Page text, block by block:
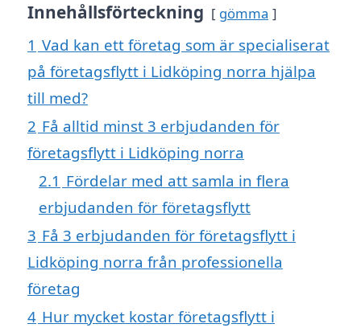
Innehållsförteckning gömma
1 Vad kan ett företag som är specialiserat
på företagsflytt i Lidköping norra hjälpa
till med?
2 Få alltid minst 3 erbjudanden för
företagsflytt i Lidköping norra
2.1 Fördelar med att samla in flera
erbjudanden för företagsflytt
3 Få 3 erbjudanden för företagsflytt i
Lidköping norra från professionella
företag
4 Hur mycket kostar företagsflytt i